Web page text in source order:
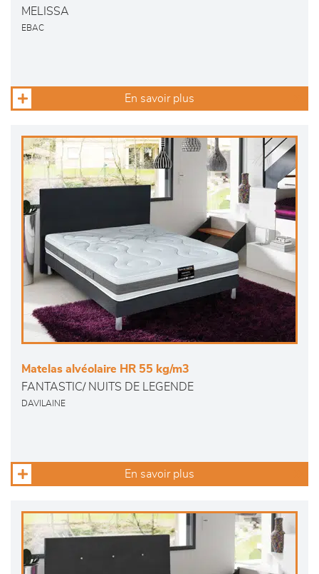
MELISSA
EBAC
En savoir plus
Matelas alvéolaire HR 55 kg/m3
FANTASTIC/ NUITS DE LEGENDE
DAVILAINE
En savoir plus